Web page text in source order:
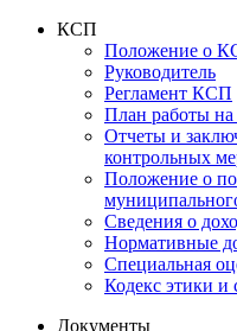
КСП
Положение о
Руководитель
Регламент КСП
План работы на
Отчеты и
контрольных
Положение о
Сведения о
Нормативные
Специальная
Кодекс этики и
Документы